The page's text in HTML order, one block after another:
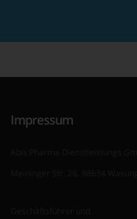
Impressum